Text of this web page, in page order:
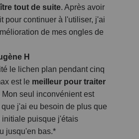
tout de suite. Après avoir
pour continuer à l'utiliser, j'ai
de mes ongles de
H
le lichen plan pendant cinq
est le meilleur pour traiter
Mon seul inconvénient est
j'ai eu besoin de plus que
initiale puisque j'étais
jusqu'en bas.*